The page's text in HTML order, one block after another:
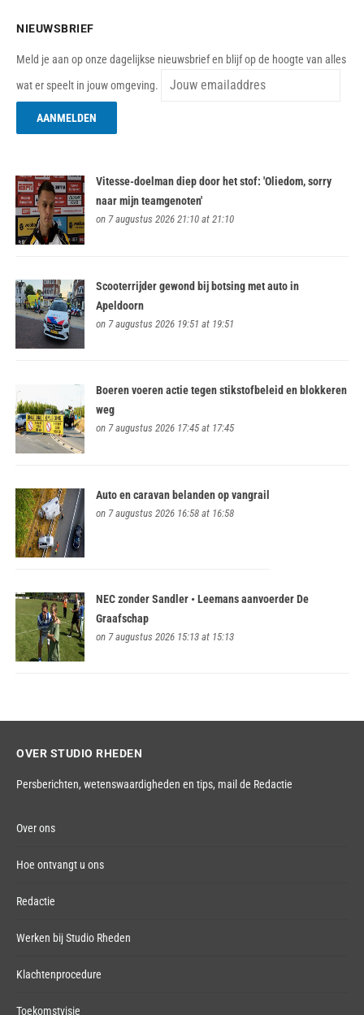
NIEUWSBRIEF
Meld je aan op onze dagelijkse nieuwsbrief en blijf op de hoogte van alles
wat er speelt in jouw omgeving.
Vitesse-doelman diep door het stof: 'Oliedom, sorry
naar mijn teamgenoten'
on 7 augustus 2026 21:10 at 21:10
Scooterrijder gewond bij botsing met auto in
Apeldoorn
on 7 augustus 2026 19:51 at 19:51
Boeren voeren actie tegen stikstofbeleid en blokkeren
weg
on 7 augustus 2026 17:45 at 17:45
Auto en caravan belanden op vangrail
on 7 augustus 2026 16:58 at 16:58
NEC zonder Sandler • Leemans aanvoerder De
Graafschap
on 7 augustus 2026 15:13 at 15:13
OVER STUDIO RHEDEN
Persberichten, wetenswaardigheden en tips, mail de Redactie
Over ons
Hoe ontvangt u ons
Redactie
Werken bij Studio Rheden
Klachtenprocedure
Toekomstvisie